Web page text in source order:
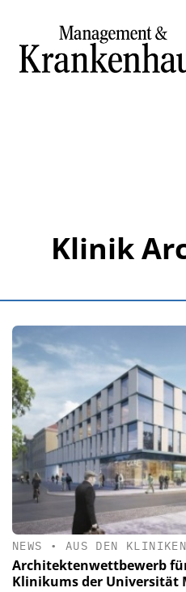
Klinik
NEWS • AUS DEN KLINIKEN
Architektenwettbewerb
Klinikums der Universität